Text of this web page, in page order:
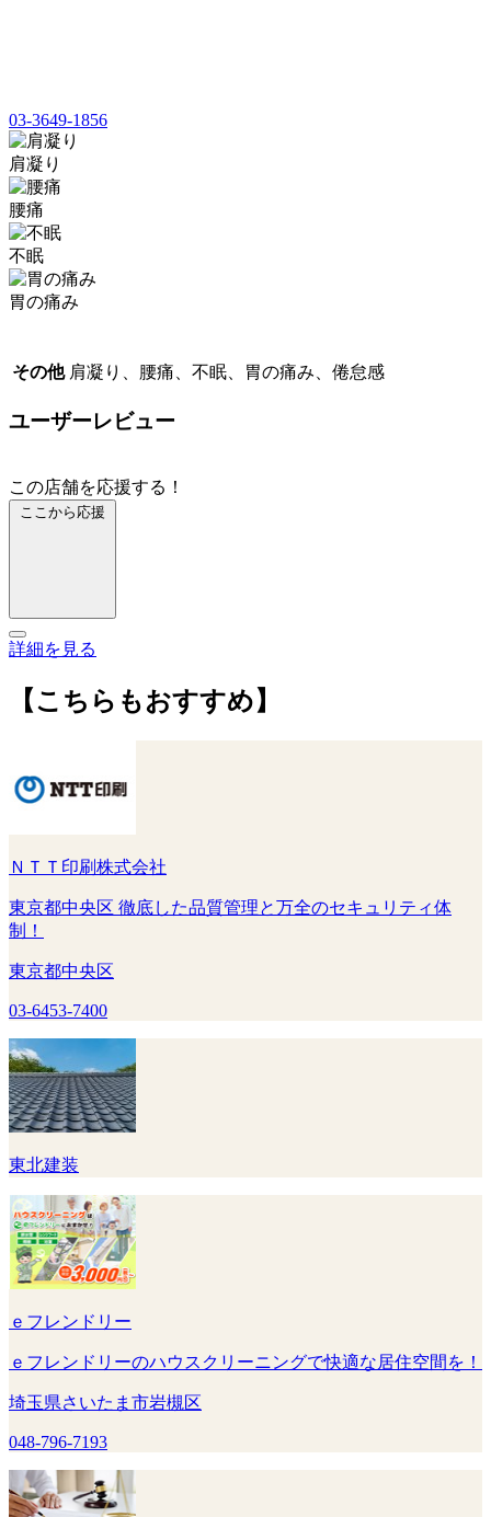
03-3649-1856
肩凝り
腰痛
不眠
胃の痛み
その他 肩凝り、腰痛、不眠、胃の痛み、倦怠感
ユーザーレビュー
この店舗を応援する！
ここから応援
詳細を見る
【こちらもおすすめ】
ＮＴＴ印刷株式会社
東京都中央区 徹底した品質管理と万全のセキュリティ体
制！
東京都中央区
03-6453-7400
東北建装
ｅフレンドリー
ｅフレンドリーのハウスクリーニングで快適な居住空間を！
埼玉県さいたま市岩槻区
048-796-7193